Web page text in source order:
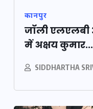
कानपुर
जॉली एलएलबी
में अक्षय कुमार...
SIDDHARTHA